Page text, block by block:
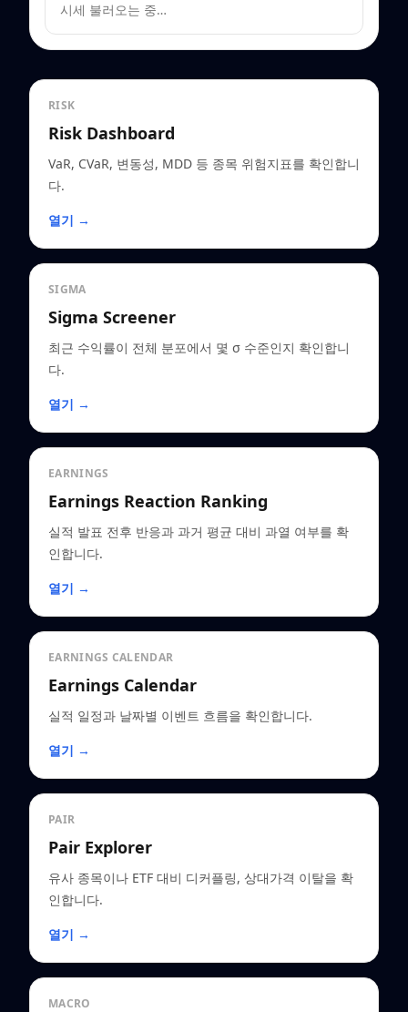
시세 불러오는 중…
RISK
Risk Dashboard
VaR, CVaR, 변동성, MDD 등 종목 위험지표를 확인합니
다.
열기 →
SIGMA
Sigma Screener
최근 수익률이 전체 분포에서 몇 σ 수준인지 확인합니
다.
열기 →
EARNINGS
Earnings Reaction Ranking
실적 발표 전후 반응과 과거 평균 대비 과열 여부를 확
인합니다.
열기 →
EARNINGS CALENDAR
Earnings Calendar
실적 일정과 날짜별 이벤트 흐름을 확인합니다.
열기 →
PAIR
Pair Explorer
유사 종목이나 ETF 대비 디커플링, 상대가격 이탈을 확
인합니다.
열기 →
MACRO